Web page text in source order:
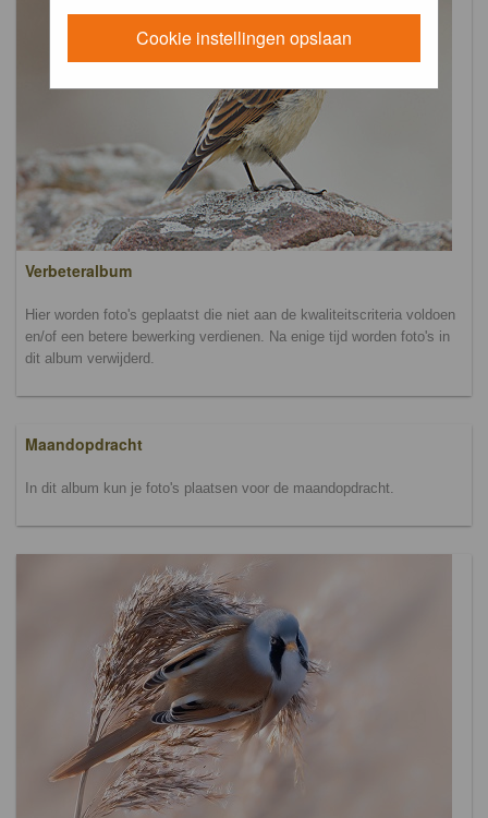
Cookie instellingen opslaan
Verbeteralbum
Hier worden foto's geplaatst die niet aan de kwaliteitscriteria voldoen
en/of een betere bewerking verdienen. Na enige tijd worden foto's in
dit album verwijderd.
Maandopdracht
In dit album kun je foto's plaatsen voor de maandopdracht.